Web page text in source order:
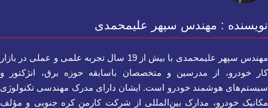
نویسنده : مهندس سپهر علیمحمدی
مهندس سپهر علیمحمدی با بیش از 19 سال تجربه علمی و عملی در بازار
کار خودرو، از مدرسین و متخصصان باسابقه حوزه برق، انژکتور و
سیستم‌های هوشمند خودرو است. ایشان دارای مدرک مهندسی تکنولوژی
مکانیک خودرو، مدارک بین‌المللی از شرکت کارمن کره جنوبی و مؤلف